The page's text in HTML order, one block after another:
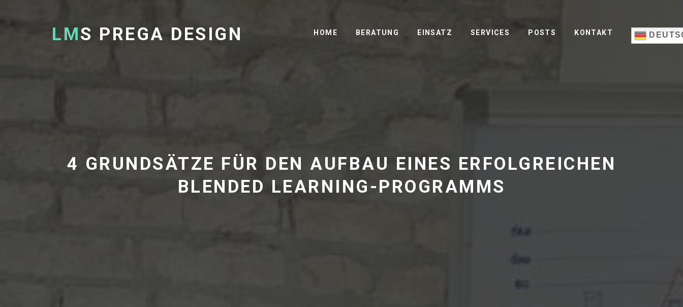
LMS PREGA DESIGN HOME BERATUNG EINSATZ SERVICES POSTS KONTAKT
4 GRUNDSÄTZE FÜR DEN AUFBAU EINES ERFOLGREICHEN
BLENDED LEARNING-PROGRAMMS